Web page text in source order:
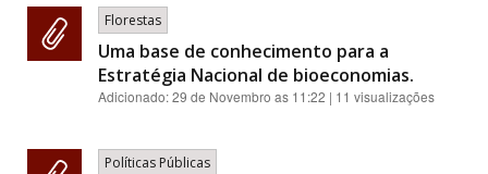
Florestas
Uma base de conhecimento para a
Estratégia Nacional de bioeconomias.
Adicionado:29 de Novembro as 11:22 | 11 visualizações
Políticas Públicas